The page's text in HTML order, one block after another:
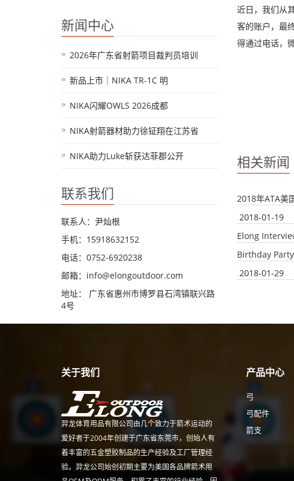
近日，我们从
客的账户，最
得通过电话，
相关新闻
2018年ATA美
2018-01-19
Elong
Birthday
2018-01-29
新闻中心
2026年广东省射箭项目裁判员培训
新品上市｜NIKA TR-1C 明
NIKA闪耀OWLS 2026成都
NIKA射箭器材助力徐钲翔在江苏省
NIKA助力Luke斩获达菲郡公开
联系我们
联系人：尹灿根
手机：15918632152
电话：0752-6920238
邮箱： info@elongoutdoor.com
地址： 广东省惠州市博罗县石湾镇联兴路
4号
关于我们
羿龙体育用品有限公司由几个致力于箭术运动的
爱好者于2004年创建于广东省东莞市，创始人有
着丰富的五金塑胶制品的生产经验及工厂管理经
验。羿龙公司始创初期主要为美国各品牌箭术用
产品中心
弓
弓配件
箭支